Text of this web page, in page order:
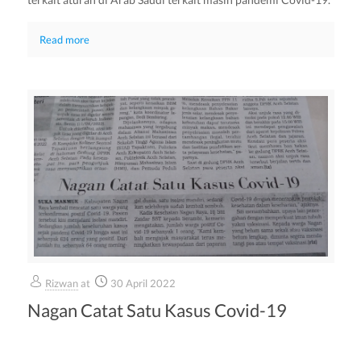
Read more
Rizwan at 30 April 2022
Nagan Catat Satu Kasus Covid-19